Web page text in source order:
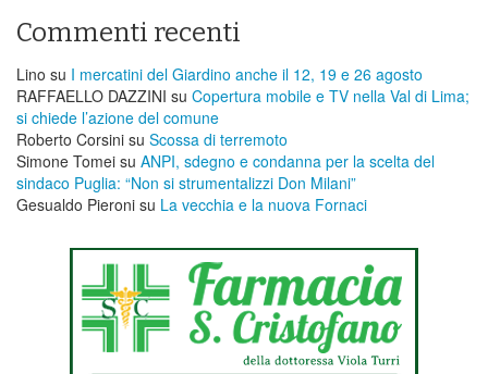
Commenti recenti
Lino su I mercatini del Giardino anche il 12, 19 e 26 agosto
RAFFAELLO DAZZINI su ​Copertura mobile e TV nella Val di Lima;
si chiede l’azione del comune
Roberto Corsini su Scossa di terremoto
Simone Tomei su ANPI, sdegno e condanna per la scelta del
sindaco Puglia: “Non si strumentalizzi Don Milani”
Gesualdo Pieroni su La vecchia e la nuova Fornaci